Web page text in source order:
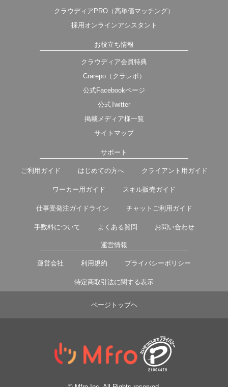
クラウディアPRO（高単価マッチング）
採用オンラインアシスタント
お役立ち情報
クラウディア会員特典
Crarepo（クラレポ）
公式Facebookページ
公式Twitter
掲載メディア様一覧
サイトマップ
サポート
ご利用ガイド はじめての方へ クライアント用ガイド
ワーカー用ガイド スキル販売ガイド
仕事受発注ガイドライン チャットご利用ガイド
手数料について よくある質問 お問い合わせ
運営情報
運営会社 利用規約 プライバシーポリシー
特定商取引法に関する表示
ページトップヘ